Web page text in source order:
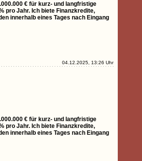
€ für kurz- und langfristige
pro Jahr. Ich biete Finanzkredite,
innerhalb eines Tages nach Eingang
04.12.2025, 13:26 Uhr
€ für kurz- und langfristige
pro Jahr. Ich biete Finanzkredite,
innerhalb eines Tages nach Eingang